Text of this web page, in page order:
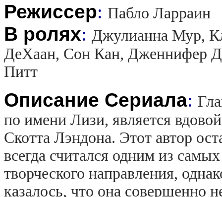
Режиссер: Пабло Ларраин
В ролях: Джулианна Мур,
ДеХаан, Сон Кан, Дженнифер
Питт
Описание Сериала:
по имени Лизи, является
Скотта Лэндона. Этот автор
всегда считался одним из
творческого направления,
казалось, что она совершенно